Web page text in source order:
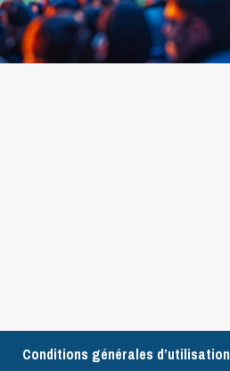
Conditions générales d’utilisation